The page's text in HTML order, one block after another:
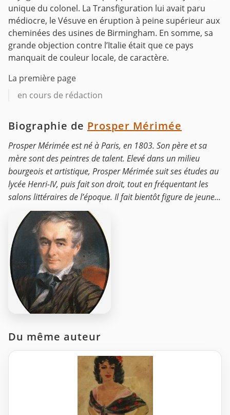
unique du colonel. La Transfiguration lui avait paru
médiocre, le Vésuve en éruption à peine supérieur aux
cheminées des usines de Birmingham. En somme, sa
grande objection contre l’Italie était que ce pays
manquait de couleur locale, de caractère.
La première page
en cours de rédaction
Biographie de Prosper Mérimée
Prosper Mérimée est né à Paris, en 1803. Son père et sa
mère sont des peintres de talent. Elevé dans un milieu
bourgeois et artistique, Prosper Mérimée suit ses études au
lycée Henri-IV, puis fait son droit, tout en fréquentant les
salons littéraires de l’époque. Il fait bientôt figure de jeune...
Du même auteur